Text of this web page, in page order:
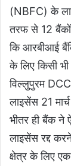
(NBFC) के
तरफ से 12
कि आरबीआई
के लिए किसी
विल्लुपुरम
लाइसेंस 21
भीतर ही बैंक ने
लाइसेंस रद्द
क्षेत्र के लिए